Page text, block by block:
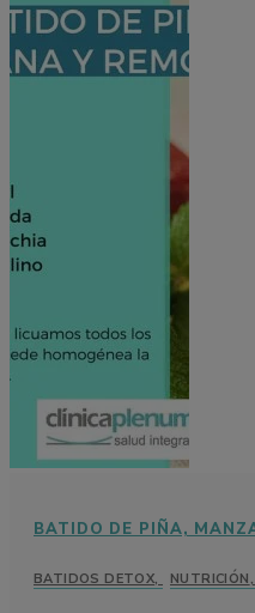
BATIDO DE PIÑA,
BATIDOS DETOX, NUTRICIÓN ,